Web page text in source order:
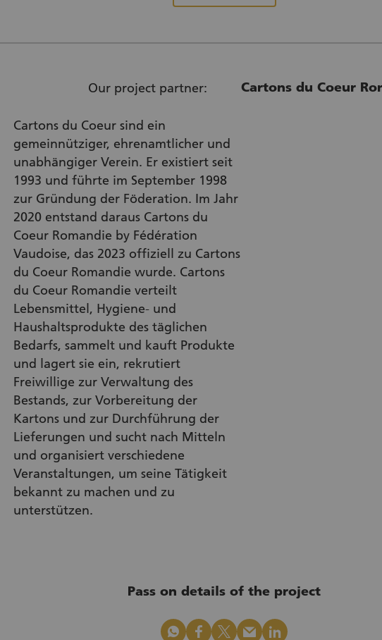
Our project partner: Cartons du Coeur
Cartons du Coeur sind ein
gemeinnütziger, ehrenamtlicher und
unabhängiger Verein. Er existiert seit
1993 und führte im September 1998
zur Gründung der Föderation. Im Jahr
2020 entstand daraus Cartons du
Coeur Romandie by Fédération
Vaudoise, das 2023 offiziell zu Cartons
du Coeur Romandie wurde. Cartons
du Coeur Romandie verteilt
Lebensmittel, Hygiene- und
Haushaltsprodukte des täglichen
Bedarfs, sammelt und kauft Produkte
und lagert sie ein, rekrutiert
Freiwillige zur Verwaltung des
Bestands, zur Vorbereitung der
Kartons und zur Durchführung der
Lieferungen und sucht nach Mitteln
und organisiert verschiedene
Veranstaltungen, um seine Tätigkeit
bekannt zu machen und zu
unterstützen.
Pass on details of the project
whatsapp facebook x_logo mail linkedin